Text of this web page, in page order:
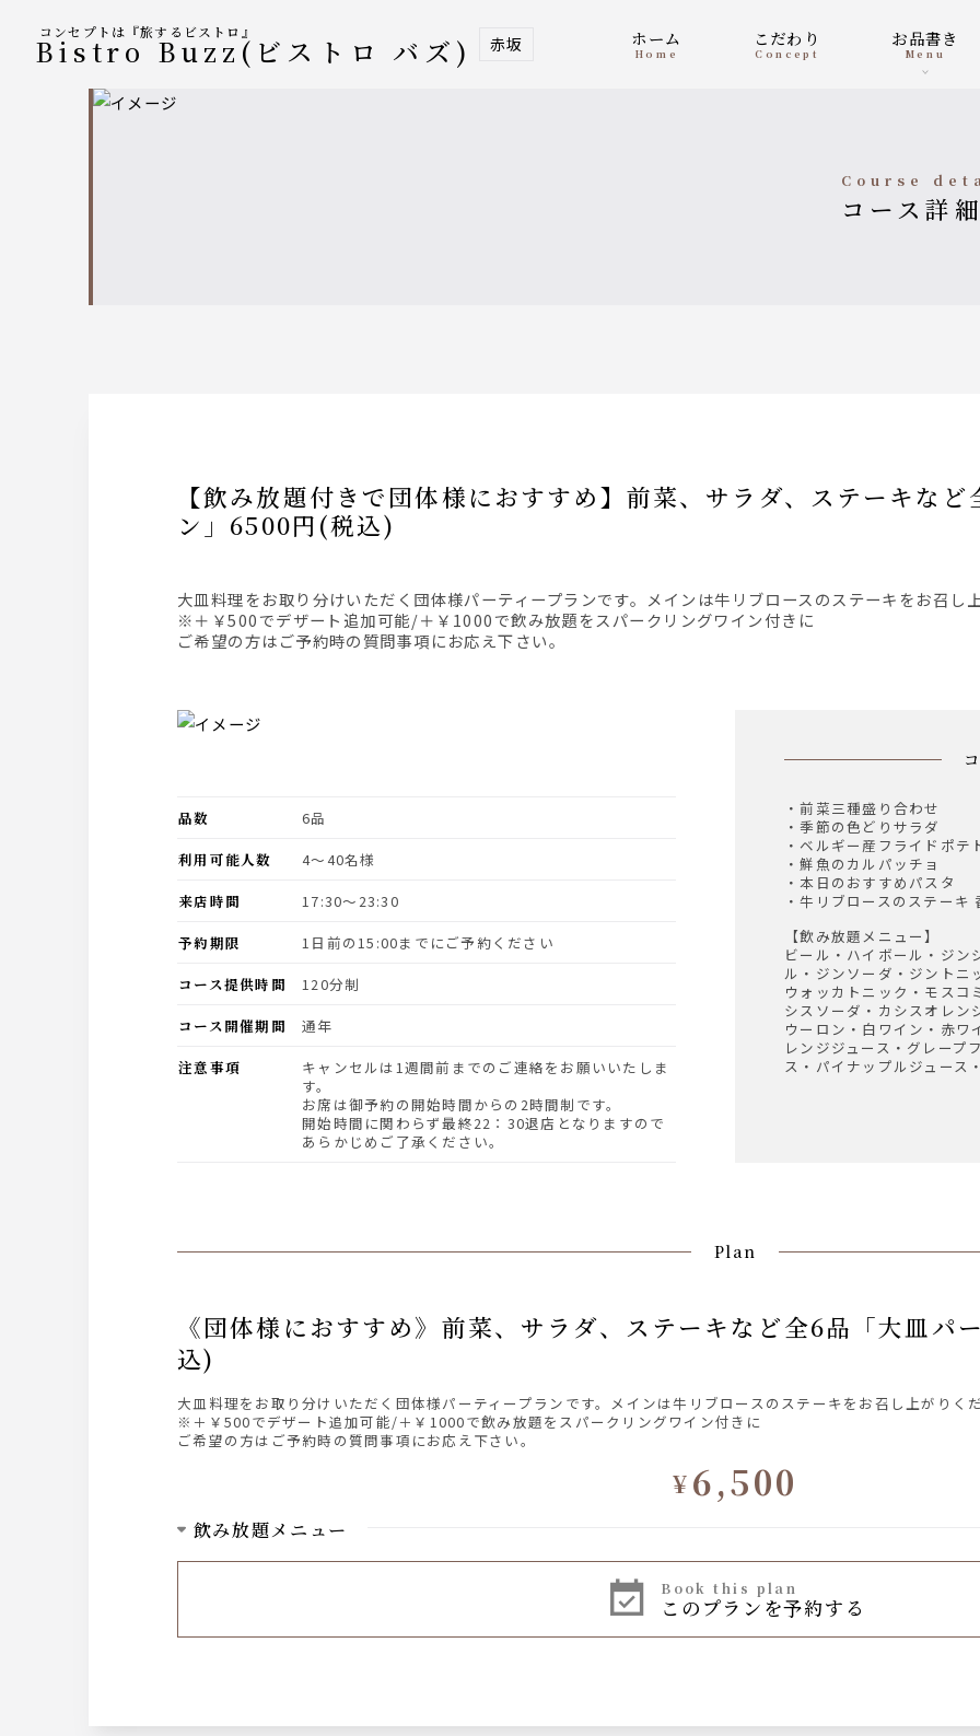
コンセプトは『旅するビストロ』
Bistro Buzz(ビストロ バズ) 赤坂 ホーム
home
こだわり
concept
お品書き
menu
course
コース詳細
【飲み放題付きで団体様におすすめ】前菜、サラダ、ステーキなど全6品「大皿パーティプラ
ン」6500円(税込)
大皿料理をお取り分けいただく団体様パーティープランです。メインは牛リブロースのステーキをお召し
※＋￥500でデザート追加可能/＋￥1000で飲み放題をスパークリングワイン付きに
ご希望の方はご予約時の質問事項にお応え下さい。
・前菜三種盛り合わせ
・季節の色どりサラダ
・ベルギー産フライドポテ
・鮮魚のカルパッチョ
・本日のおすすめパスタ
・牛リブロースのステーキ
【飲み放題メニュー】
ビール・ハイボール・ジン
ル・ジンソーダ・ジントニ
ウォッカトニック・モスコ
シスソーダ・カシスオレン
ウーロン・白ワイン・赤ワ
レンジジュース・グレープ
ス・パイナップルジュース
品数
6品
利用可能人数
4〜40名様
来店時間
17:30〜23:30
予約期限
1日前の15:00までにご予約ください
コース提供時間
120分制
コース開催期間
通年
注意事項
キャンセルは1週間前までのご連絡をお願いいたしま
す。
お席は御予約の開始時間からの2時間制です。
開始時間に関わらず最終22：30退店となりますので
あらかじめご了承ください。
Plan
《団体様におすすめ》前菜、サラダ、ステーキなど全6品「大皿パーティプラン」6500円(税
込)
大皿料理をお取り分けいただく団体様パーティープランです。メインは牛リブロースのステーキをお召し上がりくだ
※＋￥500でデザート追加可能/＋￥1000で飲み放題をスパークリングワイン付きに
ご希望の方はご予約時の質問事項にお応え下さい。
¥6,500
飲み放題メニュー
book this plan
このプランを予約する